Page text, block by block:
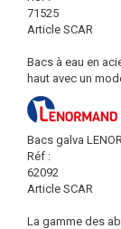
71525
Article SCAR
Bacs à eau en
haut avec un
Bacs galva
Réf :
62092
Article SCAR
La gamme des